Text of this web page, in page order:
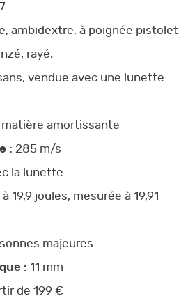
ambidextre, à poignée pistolet
rayé.
vendue avec une lunette
matière amortissante
: 285 m/s
la lunette
19,9 joules, mesurée à 19,91
majeures
: 11 mm
de 199 €